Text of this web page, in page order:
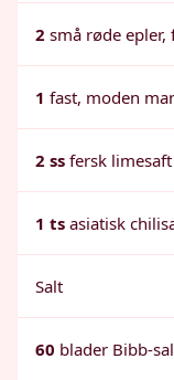
2 små røde epler,
1 fast, moden
2 ss fersk limesaft
1 ts asiatisk
Salt
60 blader Bibb-